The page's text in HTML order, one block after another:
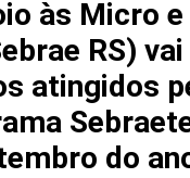
às Micro
RS)
atingidos
do